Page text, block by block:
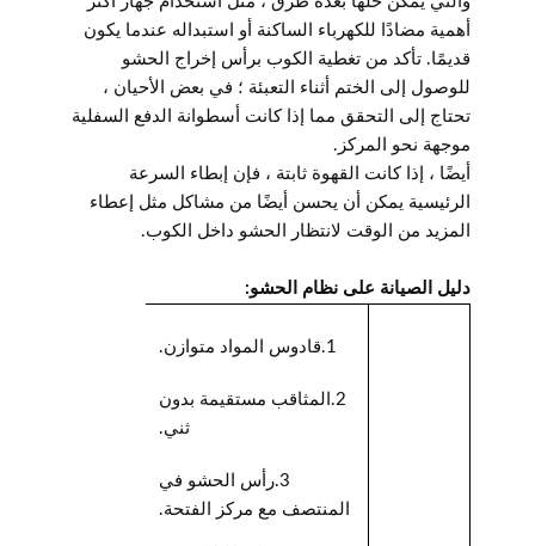
أهمية مضادًا للكهرباء الساكنة أو استبداله عندما يكون
قديمًا. تأكد من تغطية الكوب برأس إخراج الحشو
للوصول إلى الختم أثناء التعبئة ؛ في بعض الأحيان ،
تحتاج إلى التحقق مما إذا كانت أسطوانة الدفع السفلية
موجهة نحو المركز.
أيضًا ، إذا كانت القهوة ثابتة ، فإن إبطاء السرعة
الرئيسية يمكن أن يحسن أيضًا من مشاكل مثل إعطاء
المزيد من الوقت لانتظار الحشو داخل الكوب.
دليل الصيانة على نظام الحشو:
1. قادوس المواد متوازن.
2.
المثاقب مستقيمة بدون
ثني.
3. رأس الحشو في
المنتصف مع مركز الفتحة.